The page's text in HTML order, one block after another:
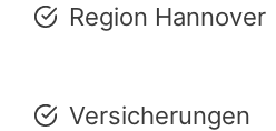
Region Hannover
Versicherungen